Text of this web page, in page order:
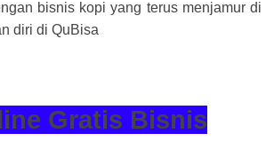
bisnis kopi yang terus menjamur di
diri di QuBisa
Gratis Bisnis